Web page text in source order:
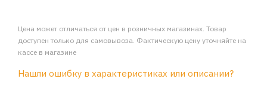
Цена может отличаться от цен в розничных магазинах. Товар
доступен только для самовывоза. Фактическую цену уточняйте на
кассе в магазине
Нашли ошибку в характеристиках или описании?